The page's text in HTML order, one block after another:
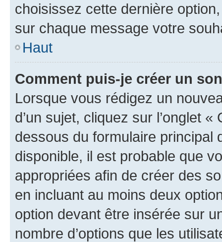
choisissez cette dernière
sur chaque message votre
Haut
Comment puis-je créer un
Lorsque vous rédigez un
d’un sujet, cliquez sur l’onglet
dessous du formulaire principal
disponible, il est probable que
appropriées afin de créer des
en incluant au moins deux
option devant être insérée sur
nombre d’options que les